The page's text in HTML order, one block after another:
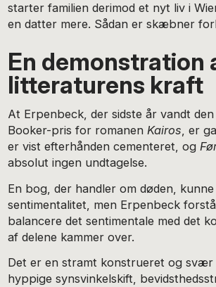
starter familien derimod et nyt liv i
en datter mere. Sådan er skæbner
En demonstration
litteraturens kraft
At Erpenbeck, der sidste år vandt
Booker-pris for romanenKairos, er
er vist efterhånden cementeret, og
absolut ingen undtagelse.
En bog, der handler om døden,
sentimentalitet, men Erpenbeck
balancere det sentimentale med det
af delene kammer over.
Det er en stramt konstrueret og svær
hyppige synsvinkelskift,